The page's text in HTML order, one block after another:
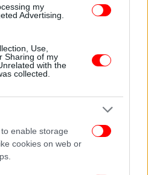
my
Advertising.
Use,
Sharing of my
with the
collected.
enable storage
cookies on web or
από την Περιφέρεια
παραστάσεις μπορούν να
στην επίσημη
σελίδα
στο facebook